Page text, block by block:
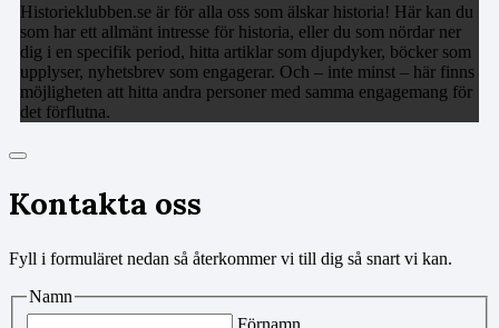
Historieklubben.se är för alla oss som älskar historia! Här kan du
som har ett allmänt intresse för historia, eller du som nördar ner
dig i en specifik period, hitta artiklar som djupdyker, böcker som
upplyser, nyhetsbrev som engagerar. Och – inte minst – här finns
möjligheten att hitta andra personer med samma engagemang för
det förflutna.
Kontakta oss
Fyll i formuläret nedan så återkommer vi till dig så snart vi kan.
Namn
Förnamn